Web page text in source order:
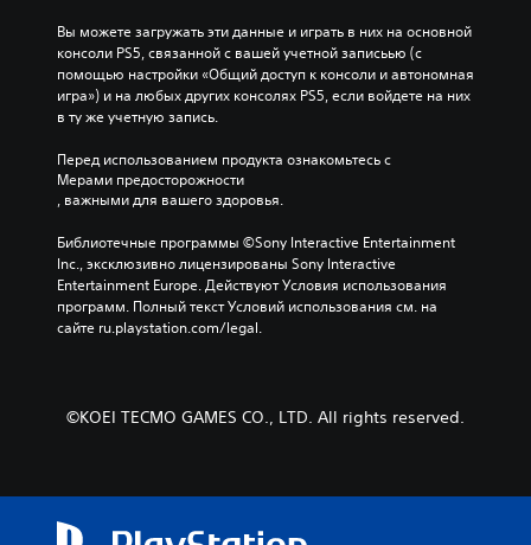
Вы можете загружать эти данные и играть в них на основной
консоли PS5, связанной с вашей учетной записьью (с
помощью настройки «Общий доступ к консоли и автономная
игра») и на любых других консолях PS5, если войдете на них
в ту же учетную запись.
Перед использованием продукта ознакомьтесь с
Мерами предосторожности
, важными для вашего здоровья.
Библиотечные программы ©Sony Interactive Entertainment
Inc., эксклюзивно лицензированы Sony Interactive
Entertainment Europe. Действуют Условия использования
программ. Полный текст Условий использования см. на
сайте ru.playstation.com/legal.
©KOEI TECMO GAMES CO., LTD. All rights reserved.